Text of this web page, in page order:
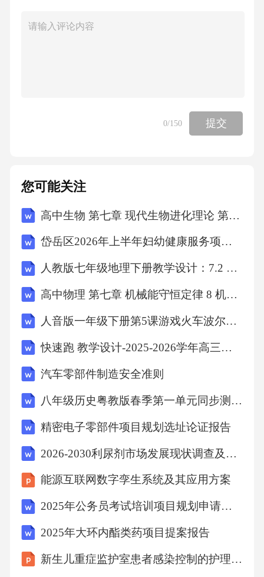
览区为____地区，由前海、后海、西海三部分
就把“____”作为基本国策之一，大量重修所占领
的城池。高筑墙39、填空题明代砖的产量和技
代北京紫禁城承袭_____的基本格局，但更为壮
丽宏敞。A中都宫殿B南京宫殿C洛阳宫殿B2、
单选题明代北京紫禁城的空间限定、转换与渗
广场B大殿C门C3、单选题明代北京紫禁城的中
轴线与北京全城轴线_____，整体轴线构架明
确。A平行B重合C垂直B4、多选题明代北京紫
禁城的____、____、____三大殿建于三层汉白
殿D养心殿E华盖殿F谨身殿CEF5、单选题明代
皇室祭祖的宗庙是位于端门东北侧的_____。A
祖祠B太庙C天坛D社稷坛B6、单选题北京社稷
坛的五色土方坛与中国传统的_____方位相对
应。A八卦B阴阳C五行C7、单选题北京社稷坛
的“社”是____之神。A土地B国家C五谷D神农A
8、单选题“稷”是____之神。A土地B国家C五谷
D神农C9、单选题社稷坛五色土方坛中央为____
天坛分为内外两重墙垣，__________。A南圆而
0/150 提交
您可能关注
高中生物 第七章 现代生物进化理论 第2节 三 共同进化与生物多样性的形成教案1 新人教版必修2
岱岳区2026年上半年妇幼健康服务项目培训试题测试卷附答案
人教版七年级地理下册教学设计：7.2 东南亚
高中物理 第七章 机械能守恒定律 8 机械能守恒定律教案 新人教版必修2
人音版一年级下册第5课游戏火车波尔卡教学设计
快速跑 教学设计-2025-2026学年高三上学期体育与健康人教版必修第一册
汽车零部件制造安全准则
八年级历史粤教版春季第一单元同步测试卷基础版A卷
精密电子零部件项目规划选址论证报告
2026-2030利尿剂市场发展现状调查及供需格局分析预测报告
能源互联网数字孪生系统及其应用方案
2025年公务员考试培训项目规划申请报告
2025年大环内酯类药项目提案报告
新生儿重症监护室患者感染控制的护理查房